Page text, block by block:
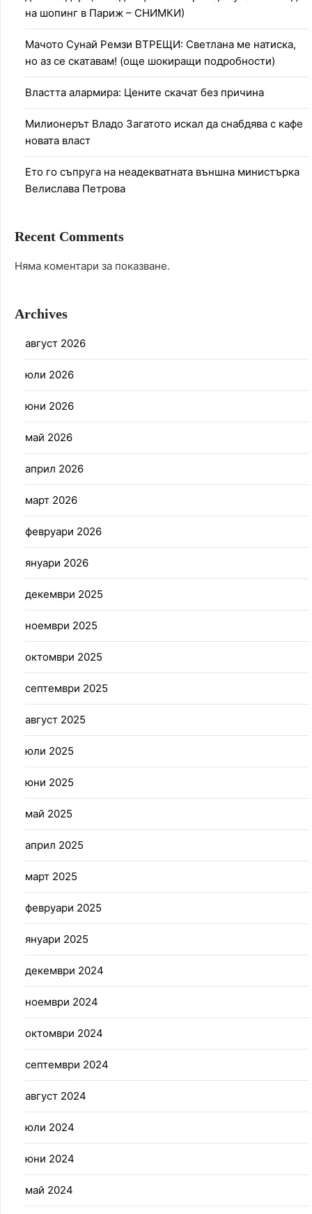
на шопинг в Париж – СНИМКИ)
Мачото Сунай Ремзи ВТРЕЩИ: Светлана ме натиска,
но аз се скатавам! (още шокиращи подробности)
Властта алармира: Цените скачат без причина
Милионерът Владо Загатото искал да снабдява с кафе
новата власт
Ето го съпруга на неадекватната външна министърка
Велислава Петрова
Recent Comments
Няма коментари за показване.
Archives
август 2026
юли 2026
юни 2026
май 2026
април 2026
март 2026
февруари 2026
януари 2026
декември 2025
ноември 2025
октомври 2025
септември 2025
август 2025
юли 2025
юни 2025
май 2025
април 2025
март 2025
февруари 2025
януари 2025
декември 2024
ноември 2024
октомври 2024
септември 2024
август 2024
юли 2024
юни 2024
май 2024